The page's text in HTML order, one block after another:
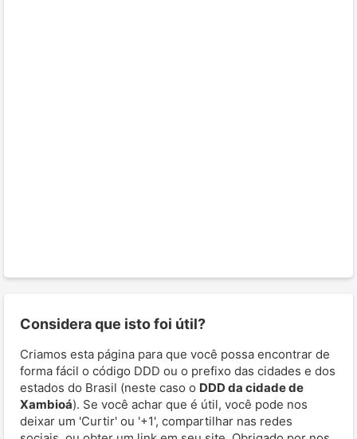
Considera que isto foi útil?
Criamos esta página para que você possa encontrar de
forma fácil o código DDD ou o prefixo das cidades e dos
estados do Brasil (neste caso o DDD da cidade de
Xambioá). Se você achar que é útil, você pode nos
deixar um 'Curtir' ou '+1', compartilhar nas redes